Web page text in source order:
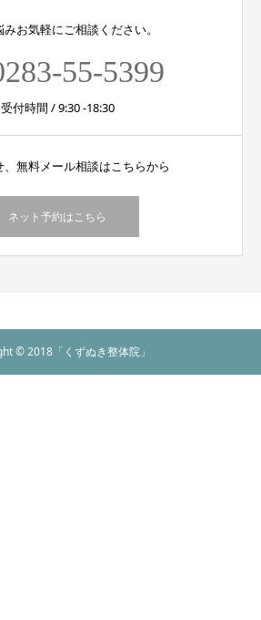
お気軽にご相談ください。
55-5399
受付時間 / 9:30 -18:30
、無料メール相談はこちらから
ネット予約はこちら
© 2018「くずぬき整体院」